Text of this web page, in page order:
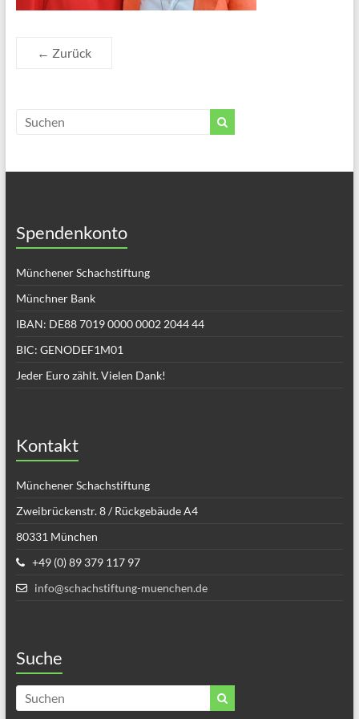
← Zurück
Spendenkonto
Münchener Schachstiftung
Münchner Bank
IBAN: DE88 7019 0000 0002 2044 44
BIC: GENODEF1M01
Jeder Euro zählt. Vielen Dank!
Kontakt
Münchener Schachstiftung
Zweibrückenstr. 8 / Rückgebäude A4
80331 München
+49 (0) 89 379 117 97
info@schachstiftung-muenchen.de
Suche